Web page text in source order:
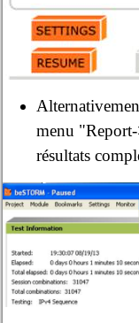
menu
résultats